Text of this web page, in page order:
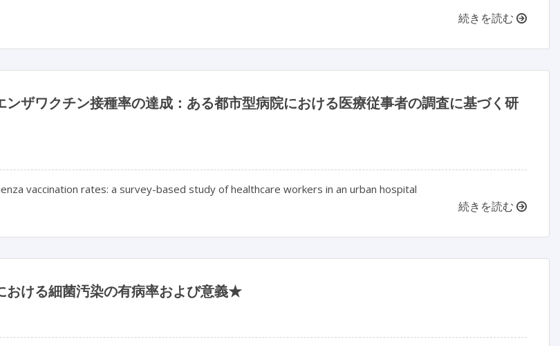
続きを読む
ンザワクチン接種率の達成：ある都市型病院における医療従事者の調査に基づく研
vaccination rates: a survey-based study of healthcare workers in an urban hospital
続きを読む
おける細菌汚染の有病率および意義★